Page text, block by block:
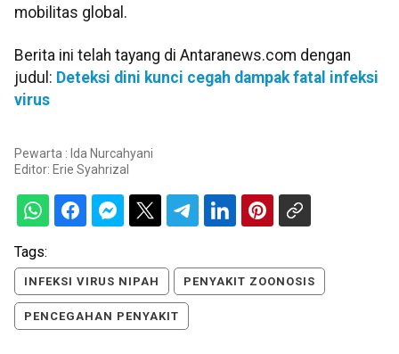
mobilitas global.
Berita ini telah tayang di Antaranews.com dengan
judul: Deteksi dini kunci cegah dampak fatal infeksi
virus
Pewarta : Ida Nurcahyani
Editor: Erie Syahrizal
Tags:
INFEKSI VIRUS NIPAH PENYAKIT ZOONOSIS
PENCEGAHAN PENYAKIT